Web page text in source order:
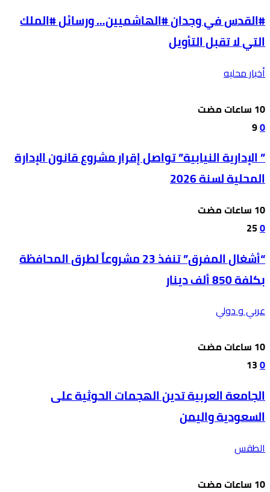
#القدس في وجدان #الهاشميين… ورسائل #الملك
التي لا تقبل التأويل
أخبار محليه
0
9
” الإدارية النيابية” تواصل إقرار مشروع قانون الإدارة
المحلية لسنة 2026
0
25
“أشغال المفرق” تنفذ 23 مشروعاً لطرق المحافظة
بكلفة 850 ألف دينار
عربي و دولي
0
13
الجامعة العربية تدين الهجمات الحوثية على
السعودية واليمن
الطقس